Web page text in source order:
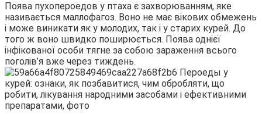
Поява пухопероедов у птаха є захворюванням, яке
називається маллофагоз. Воно не має вікових обмежень
і може виникати як у молодих, так і у старих курей. До
того ж воно швидко поширюється. Поява однієї
інфікованої особи тягне за собою зараження всього
поголів’я вже через тиждень.